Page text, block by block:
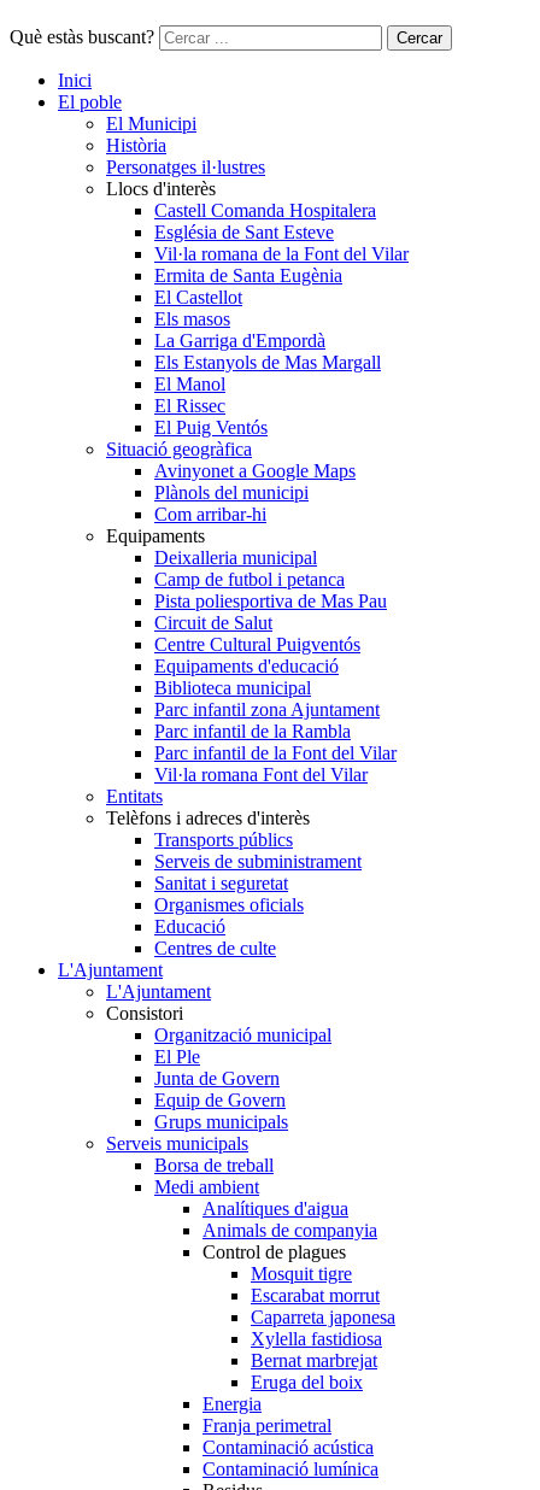
Què estàs buscant? Cercar
Inici
El poble
El Municipi
Història
Personatges il·lustres
Llocs d'interès
Castell Comanda Hospitalera
Església de Sant Esteve
Vil·la romana de la Font del Vilar
Ermita de Santa Eugènia
El Castellot
Els masos
La Garriga d'Empordà
Els Estanyols de Mas Margall
El Manol
El Rissec
El Puig Ventós
Situació geogràfica
Avinyonet a Google Maps
Plànols del municipi
Com arribar-hi
Equipaments
Deixalleria municipal
Camp de futbol i petanca
Pista poliesportiva de Mas Pau
Circuit de Salut
Centre Cultural Puigventós
Equipaments d'educació
Biblioteca municipal
Parc infantil zona Ajuntament
Parc infantil de la Rambla
Parc infantil de la Font del Vilar
Vil·la romana Font del Vilar
Entitats
Telèfons i adreces d'interès
Transports públics
Serveis de subministrament
Sanitat i seguretat
Organismes oficials
Educació
Centres de culte
L'Ajuntament
L'Ajuntament
Consistori
Organització municipal
El Ple
Junta de Govern
Equip de Govern
Grups municipals
Serveis municipals
Borsa de treball
Medi ambient
Analítiques d'aigua
Animals de companyia
Control de plagues
Mosquit tigre
Escarabat morrut
Caparreta japonesa
Xylella fastidiosa
Bernat marbrejat
Eruga del boix
Energia
Franja perimetral
Contaminació acústica
Contaminació lumínica